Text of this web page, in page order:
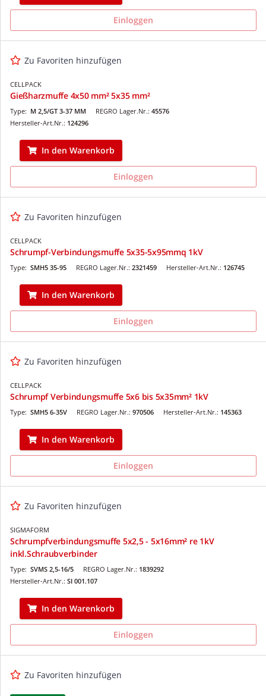
Einloggen
Zu Favoriten hinzufügen
CELLPACK
Gießharzmuffe 4x50 mm² 5x35 mm²
REGRO Lager.Nr.: 45576
Type: M 2,5/GT 3-37 MM
Hersteller-Art.Nr.: 124296
In den Warenkorb
Einloggen
Zu Favoriten hinzufügen
CELLPACK
Schrumpf-Verbindungsmuffe 5x35-5x95mmq 1kV
REGRO Lager.Nr.: 2321459
Type: SMH5 35-95 Hersteller-Art.Nr.: 126745
In den Warenkorb
Einloggen
Zu Favoriten hinzufügen
CELLPACK
Schrumpf Verbindungsmuffe 5x6 bis 5x35mm² 1kV
REGRO Lager.Nr.: 970506
Type: SMH5 6-35V Hersteller-Art.Nr.: 145363
In den Warenkorb
Einloggen
Zu Favoriten hinzufügen
SIGMAFORM
Schrumpfverbindungsmuffe 5x2,5 - 5x16mm² re 1kV
inkl.Schraubverbinder
REGRO Lager.Nr.: 1839292
Type: SVMS 2,5-16/5
Hersteller-Art.Nr.: SI 001.107
In den Warenkorb
Einloggen
Zu Favoriten hinzufügen